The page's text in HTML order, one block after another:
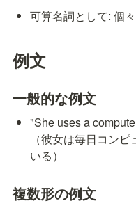
可算名詞として: 個
例文
一般的な例文
"She uses a
（彼女は毎日コン
いる）
複数形の例文